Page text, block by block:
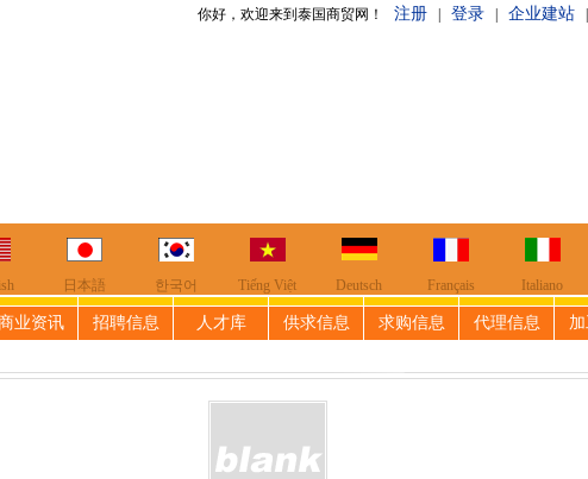
，欢迎来到泰国商贸网！ 注册| 登录| 企业建站
日本語 한국어 Tiếng Việt Deutsch Français Italiano
业资讯 招聘信息 人才库 供求信息 求购信息 代理信息